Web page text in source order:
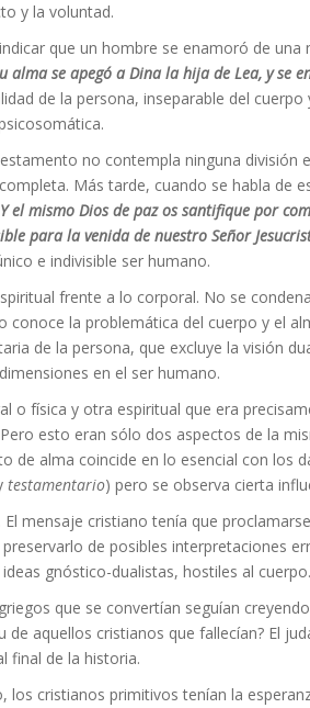
y la voluntad.
que un hombre se enamoró de una
alma se apegó a Dina la hija de Lea, y se
de la persona, inseparable del
no contempla ninguna división
Más tarde, cuando se habla de
Y el mismo Dios de paz os santifique por
para la venida de nuestro Señor
e indivisible ser humano.
frente a lo corporal. No se
conoce la problemática del cuerpo y el
de la persona, que excluye la visión
en el ser humano.
o física y otra espiritual que era
esto eran sólo dos aspectos de la
de alma coincide en lo esencial con los
testamentario) pero se observa cierta
El mensaje cristiano tenía que
de posibles interpretaciones
gnóstico-dualistas, hostiles al cuerpo.
que se convertían seguían
de aquellos cristianos que fallecían? El
final de la historia.
los cristianos primitivos tenían la